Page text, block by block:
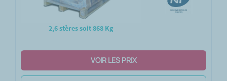
2,6 stères soit 868 Kg
VOIR LES PRIX